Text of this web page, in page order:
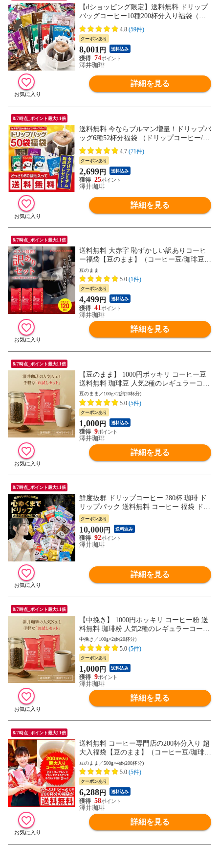
【dショッピング限定】送料無料 ドリップ
バッグコーヒー10種200杯分入り福袋（個
包装/ドリップコーヒー/珈琲/200袋/送料
込）
4.8 (59件)
クーポンあり
8,001 円 送料込み
74
澤井珈琲
詳細を見る
8/7時点_ポイント最大11倍
送料無料 今ならブルマン増量！ドリップバ
ッグ6種52杯分福袋 （ドリップコーヒー/珈
琲/おまけ付/送料込）
4.7 (71件)
クーポンあり
2,699円 送料込み
25
澤井珈琲
詳細を見る
8/7時点_ポイント最大11倍
送料無料 大赤字 恥ずかしい訳ありコーヒ
ー福袋【豆のまま】（コーヒー豆/珈琲豆/
訳有/ワケあり/送料込）
豆のまま
5.0 (1件)
クーポンあり
4,499円 送料込み
41
澤井珈琲
詳細を見る
8/7時点_ポイント最大11倍
【豆のまま】 1000円ポッキリ コーヒー豆
送料無料 珈琲豆 人気2種のレギュラーコー
ヒー飲み比べセット 100g 2袋 焙煎したて
福袋 20杯分 澤井珈琲
豆のまま／100g×2(約20杯分)
5.0 (5件)
クーポンあり
1,000円 送料込み
9
澤井珈琲
詳細を見る
8/7時点_ポイント最大11倍
鮮度抜群 ドリップコーヒー 280杯 珈琲 ド
リップパック 送料無料 コーヒー 福袋 ドリ
ップバッグ 10種280杯分おせち福袋 大容量
個包装 飲み比べ セット 澤井珈琲
クーポンあり
10,000円 送料込み
92
澤井珈琲
詳細を見る
8/7時点_ポイント最大11倍
【中挽き】 1000円ポッキリ コーヒー粉 送
料無料 珈琲粉 人気2種のレギュラーコーヒ
ー飲み比べセット 100g 2袋 焙煎したて 福
袋 20杯分 澤井珈琲
中挽き／100g×2(約20杯分)
5.0 (5件)
クーポンあり
1,000円 送料込み
9
澤井珈琲
詳細を見る
8/7時点_ポイント最大11倍
送料無料 コーヒー専門店の200杯分入り 超
大入福袋【豆のまま】（コーヒー豆/珈琲
豆/ビクトリー/フォルテシモ/送料込）
豆のまま／500g×4(約200杯分)
5.0 (5件)
クーポンあり
6,288円 送料込み
58
澤井珈琲
詳細を見る